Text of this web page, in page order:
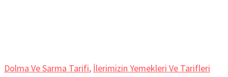
Dolma Ve Sarma Tarifi, İlerimizin Yemekleri Ve Tarifleri